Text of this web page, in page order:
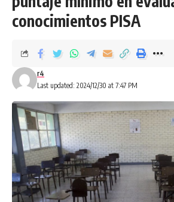
conocimientos PISA
Last updated: 2024/12/30 at 7:47 PM
r4